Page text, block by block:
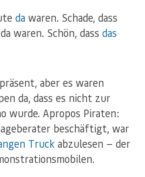
da waren. Schade, dass
waren. Schön, dass das
aber es waren
da, dass es nicht zur
wurde. Apropos Piraten:
beschäftigt, war
Truck abzulesen — der